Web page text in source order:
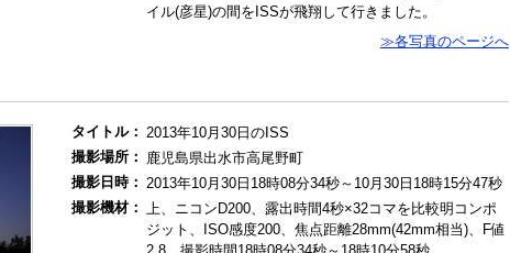
イル(彦星)の間をISSが飛翔して行きました。
≫各写真のページへ
タイトル： 2013年10月30日のISS
撮影場所： 鹿児島県出水市高尾野町
撮影日時： 2013年10月30日18時08分34秒～10月30日18時15分47秒
撮影機材： 上、ニコンD200、露出時間4秒×32コマを比較明コンポ
ジット、ISO感度200、焦点距離28mm(42mm相当)、F値